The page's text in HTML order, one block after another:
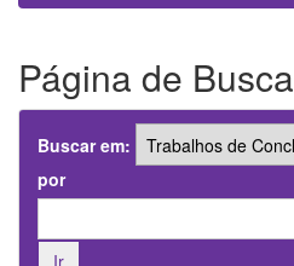
Página de Busca
Buscar em:
por